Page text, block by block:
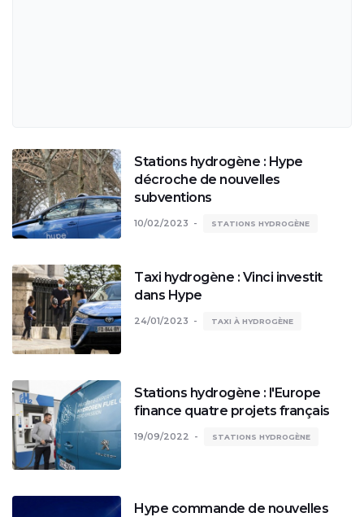
Stations hydrogène : Hype
décroche de nouvelles
subventions
10/02/2023 STATIONS HYDROGÈNE
Taxi hydrogène : Vinci investit
dans Hype
24/01/2023 TAXI À HYDROGÈNE
Stations hydrogène : l'Europe
finance quatre projets français
19/09/2022 STATIONS HYDROGÈNE
Hype commande de nouvelles